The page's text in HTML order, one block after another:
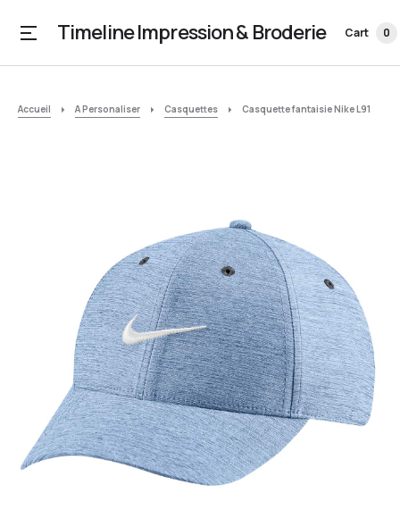
Timeline Impression & Broderie Cart 0
Accueil A Personaliser Casquettes Casquette fantaisie Nike L91